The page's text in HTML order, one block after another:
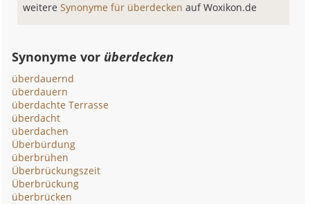
weitereSynonyme für überdeckenauf Woxikon.de
Synonyme vor überdecken
überdauernd
überdauern
überdachte Terrasse
überdacht
überdachen
Überbürdung
überbrühen
Überbrückungszeit
Überbrückung
überbrücken